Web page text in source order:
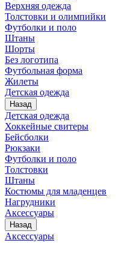
Верхняя одежда
Толстовки и олимпийки
Футболки и поло
Штаны
Шорты
Без логотипа
Футбольная форма
Жилеты
Детская одежда
Назад
Детская одежда
Хоккейные свитеры
Бейсболки
Рюкзаки
Футболки и поло
Толстовки
Штаны
Костюмы для младенцев
Нагрудники
Аксессуары
Назад
Аксессуары